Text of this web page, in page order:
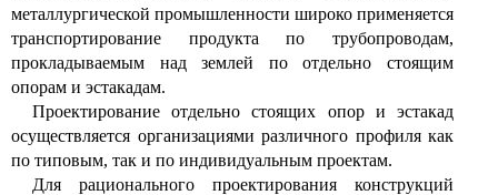
металлургической промышленности широко применяется
транспортирование продукта по трубопроводам,
прокладываемым над землей по отдельно стоящим
опорам и эстакадам.
Проектирование отдельно стоящих опор и эстакад
осуществляется организациями различного профиля как
по типовым, так и по индивидуальным проектам.
Для рационального проектирования конструкций